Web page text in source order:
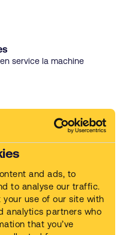
and ads, to
to analyse our traffic.
your use of our site with
analytics partners who
that you’ve
service la machine
équipe